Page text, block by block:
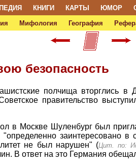
КНИГИ КАРТЫ ЮМОР
Мифология География
безопасность
полчища вторглись
правительство
в Москве Шуленбург был
"определенно заинтересовано
не был нарушен" (Цит. по:
В ответ на это Германия